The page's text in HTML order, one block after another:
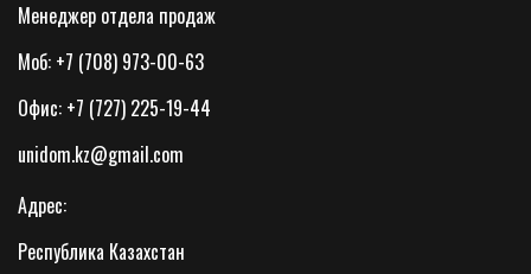
Менеджер отдела продаж
Моб: +7 (708) 973-00-63
Офис: +7 (727) 225-19-44
unidom.kz@gmail.com
Адрес:
Республика Казахстан